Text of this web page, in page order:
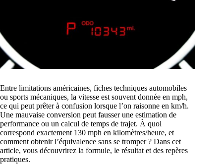
Entre limitations américaines, fiches techniques automobiles
ou sports mécaniques, la vitesse est souvent donnée en mph,
ce qui peut prêter à confusion lorsque l’on raisonne en km/h.
Une mauvaise conversion peut fausser une estimation de
performance ou un calcul de temps de trajet. À quoi
correspond exactement 130 mph en kilomètres/heure, et
comment obtenir l’équivalence sans se tromper ? Dans cet
article, vous découvrirez la formule, le résultat et des repères
pratiques.